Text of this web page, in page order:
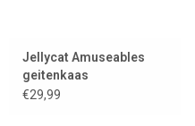
Jellycat Amuseables
geitenkaas
€29,99